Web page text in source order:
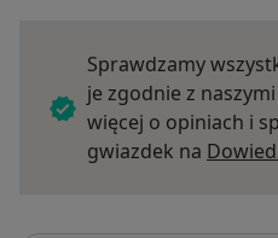
Sprawdzamy
je zgodnie z
więcej o opiniach i
gwiazdek na